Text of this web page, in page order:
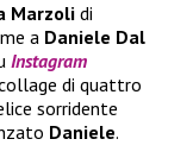
Marzoli di
a Daniele Dal
Instagram
di quattro
sorridente
Daniele.